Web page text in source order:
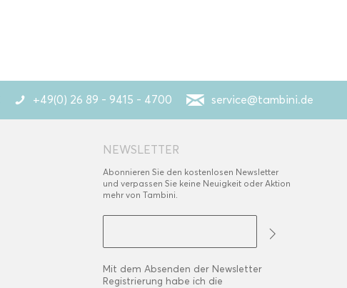
+49(0) 26 89 - 9415 - 4700 service@tambini.de
NEWSLETTER
Abonnieren Sie den kostenlosen Newsletter
und verpassen Sie keine Neuigkeit oder Aktion
mehr von Tambini.
Mit dem Absenden der Newsletter
Registrierung habe ich die